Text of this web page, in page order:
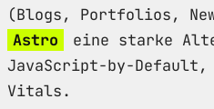
(Blogs, Portfolios,
Astro
eine starke
JavaScript-by-Default,
Vitals.